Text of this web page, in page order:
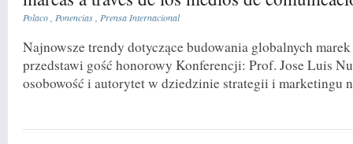
Polaco Ponencias Prensa Internacional
Najnowsze trendy dotyczące budowania globalnych
przedstawi gość honorowy Konferencji: Prof. Jose Luis
osobowość i autorytet w dziedzinie strategii i marketingu